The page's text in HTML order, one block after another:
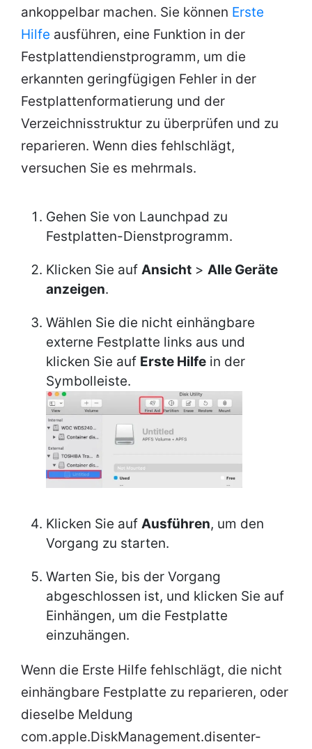
ankoppelbar machen. Sie können Erste
Hilfe ausführen, eine Funktion in der
Festplattendienstprogramm, um die
erkannten geringfügigen Fehler in der
Festplattenformatierung und der
Verzeichnisstruktur zu überprüfen und zu
reparieren. Wenn dies fehlschlägt,
versuchen Sie es mehrmals.
Gehen Sie von Launchpad zu
Festplatten-Dienstprogramm.
Klicken Sie auf Ansicht > Alle Geräte
anzeigen.
Wählen Sie die nicht einhängbare
externe Festplatte links aus und
klicken Sie auf Erste Hilfe in der
Symbolleiste.
Klicken Sie auf Ausführen, um den
Vorgang zu starten.
Warten Sie, bis der Vorgang
abgeschlossen ist, und klicken Sie auf
Einhängen, um die Festplatte
einzuhängen.
Wenn die Erste Hilfe fehlschlägt, die nicht
einhängbare Festplatte zu reparieren, oder
dieselbe Meldung
com.apple.DiskManagement.disenter-